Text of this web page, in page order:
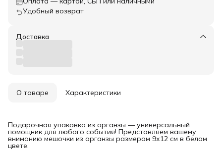
Удобный возврат
Доставка
О товаре Характеристики
Подарочная упаковка из органзы — универсальный
помощник для любого события! Представляем вашему
вниманию мешочки из органзы размером 9х12 см в белом
цвете.